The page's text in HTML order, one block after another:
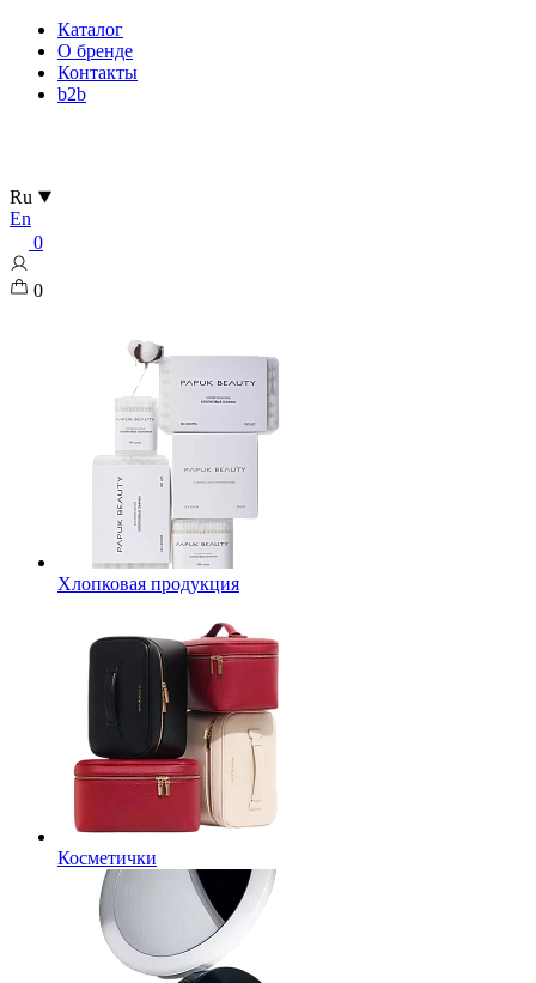
Каталог
О бренде
Контакты
b2b
Ru
En
0
0
Хлопковая продукция
Косметички